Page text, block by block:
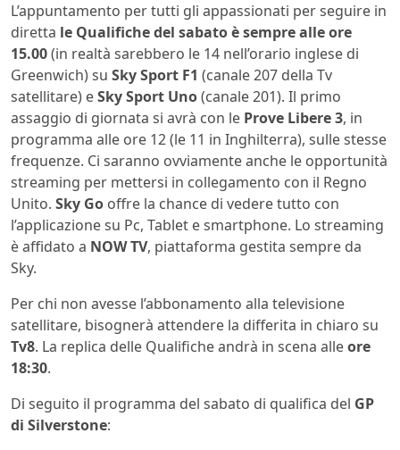
L’appuntamento per tutti gli appassionati per seguire in
diretta le Qualifiche del sabato è sempre alle ore
15.00(in realtà sarebbero le 14 nell’orario inglese di
Greenwich) su Sky Sport F1 (canale 207 della Tv
satellitare) eSky Sport Uno(canale 201). Il primo
assaggio di giornata si avrà con le Prove Libere 3, in
programma alle ore 12 (le 11 in Inghilterra), sulle stesse
frequenze. Ci saranno ovviamente anche le opportunità
streaming per mettersi in collegamento con il Regno
Unito. Sky Go offre la chance di vedere tutto con
l’applicazione su Pc, Tablet e smartphone. Lo streaming
è affidato a NOW TV, piattaforma gestita sempre da
Sky.
Per chi non avesse l’abbonamento alla televisione
satellitare, bisognerà attendere la differita in chiaro su
Tv8. La replica delle Qualifiche andrà in scena alleore
18:30.
Di seguito il programma del sabato di qualifica del GP
di Silverstone: